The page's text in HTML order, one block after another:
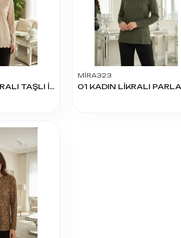
6112 KADIN LİKRALI TAŞLI İŞLEMELİ BLUZ
MİRA323